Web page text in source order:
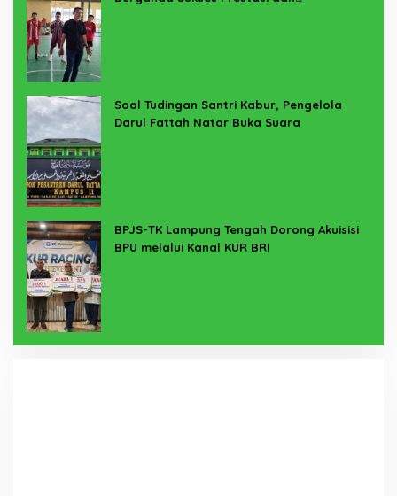
Soal Tudingan Santri Kabur, Pengelola
Darul Fattah Natar Buka Suara
BPJS-TK Lampung Tengah Dorong Akuisisi
BPU melalui Kanal KUR BRI